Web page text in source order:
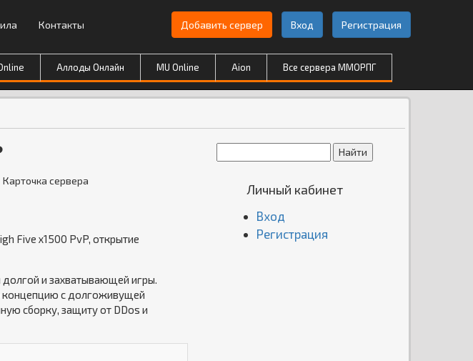
Контакты Добавить сервер Вход Регистрация
Аллоды Онлайн MU Online Aion Все сервера ММОРПГ
сервера
Five x1500 PvP, открытие
и захватывающей игры.
концепцию с долгоживущей
сборку, защиту от DDos и
Личный кабинет
Вход
Регистрация